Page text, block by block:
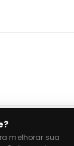
melhorar sua